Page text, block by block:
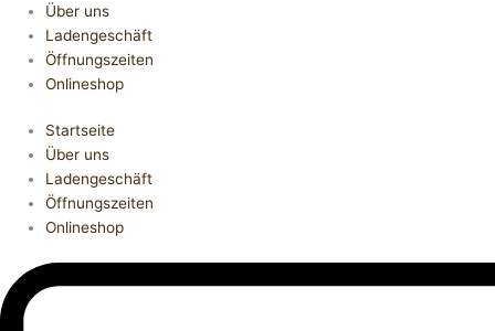
Über uns
Ladengeschäft
Öffnungszeiten
Onlineshop
Startseite
Über uns
Ladengeschäft
Öffnungszeiten
Onlineshop